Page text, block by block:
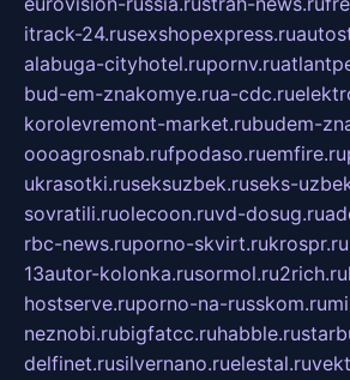
itrack-24.rusexshopexpress.ru
alabuga-cityhotel.rupornv.ru
bud-em-znakomye.rua-cdc.ru
korolevremont-market.rubudem-
oooagrosnab.rufpodaso.ruemfire.ru
ukrasotki.ruseksuzbek.ruseks-
sovratili.ruolecoon.ruvd-dosug.ru
rbc-news.ruporno-skvirt.rukrospr.ru
13autor-kolonka.rusormol.ru2rich.ru
hostserve.ruporno-na-russkom.ru
neznobi.rubigfatcc.ruhabble.ru
delfinet.rusilvernano.ruelestal.ru